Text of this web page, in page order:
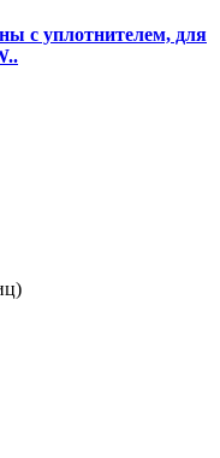
с уплотнителем, для